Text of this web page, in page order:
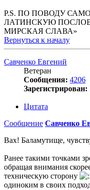
P.S. ПО ПОВОДУ
ЛАТИНСКУЮ
МИРСКАЯ СЛАВА»
Вернуться к началу
Савченко Евгений
Ветеран
Сообщения: 4206
Зарегистрирован:
Цитата
Сообщение Савченко
Вах! Баламутище,
Ранее такими точками
обращая внимания
техническую сторону
одиноким в своих